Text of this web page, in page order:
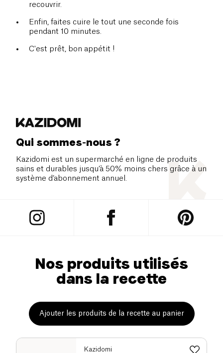
recouvrir.
Enfin, faites cuire le tout une seconde fois
pendant 10 minutes.
C'est prêt, bon appétit !
Qui sommes-nous ?
Kazidomi est un supermarché en ligne de produits
sains et durables jusqu’à 50% moins chers grâce à un
système d’abonnement annuel.
Nos produits utilisés
dans la recette
Ajouter les produits de la recette au panier
Kazidomi